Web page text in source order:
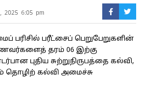
2025 6:05 pm
பரிசில் பரீட்சைப் பெறுபேறுகளின்
தரம் 06 இற்கு
புதிய சுற்றுநிருபத்தை கல்வி,
தொழிற் கல்வி அமைச்சு